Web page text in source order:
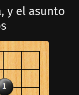
y el asunto